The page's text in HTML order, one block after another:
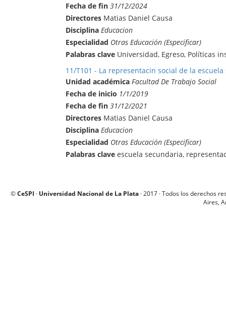
Fecha de fin 31/12/2024
Directores Matias Daniel Causa
Disciplina Educacion
Especialidad Otras Educación (Especificar)
Palabras clave Universidad, Egreso, Políticas
11/T101 - La representacin social de la
Unidad académica Facultad De Trabajo Social
Fecha de inicio 1/1/2019
Fecha de fin 31/12/2021
Directores Matias Daniel Causa
Disciplina Educacion
Especialidad Otras Educación (Especificar)
Palabras clave escuela secundaria,
©CeSPI · Universidad Nacional de La Plata · 2017 · Todos los derechos
Aires,